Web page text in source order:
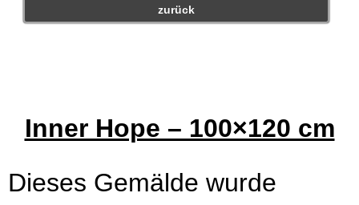
zurück
Inner Hope – 100×120 cm
Dieses Gemälde wurde